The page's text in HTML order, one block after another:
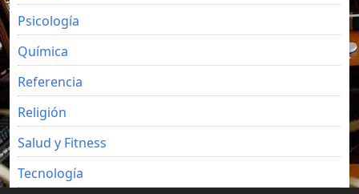
Psicología
Química
Referencia
Religión
Salud y Fitness
Tecnología